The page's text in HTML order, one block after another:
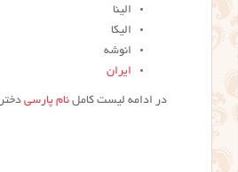
الینا
الیکا
انوشه
ایران
در ادامه لیست کامل نام پارسی